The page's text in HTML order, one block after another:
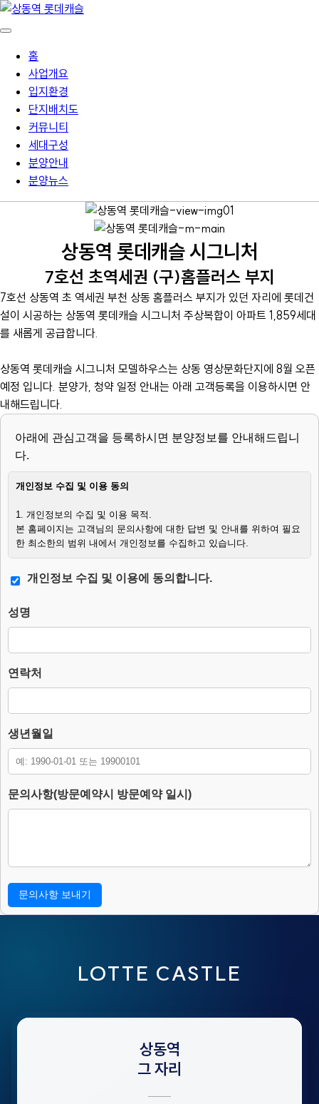
홈
사업개요
입지환경
단지배치도
커뮤니티
세대구성
분양안내
분양뉴스
상동역 롯데캐슬 시그니처
7호선 초역세권 (구)홈플러스 부지
7호선 상동역 초 역세권 부천 상동 홈플러스 부지가 있던 자리에 롯데건
설이 시공하는 상동역 롯데캐슬 시그니처 주상복합이 아파트 1,859세대
를 새롭게 공급합니다.
상동역 롯데캐슬 시그니처 모델하우스는 상동 영상문화단지에 8월 오픈
예정 입니다. 분양가, 청약 일정 안내는 아래 고객등록을 이용하시면 안
내해드립니다.
아래에 관심고객을 등록하시면 분양정보를 안내해드립니
다.
개인정보 수집 및 이용 동의
1. 개인정보의 수집 및 이용 목적.
본 홈페이지는 고객님의 문의사항에 대한 답변 및 안내를 위하여 필요
한 최소한의 범위 내에서 개인정보를 수집하고 있습니다.
2. 수집하는 개인정보의 항목.
– 필수항목 : 이름, 연락처, 생년월일, 문의사항.
3. 개인정보의 처리 및 보유기간.
단, 다음의 정보에 대해서는 아래의 이유로 명시한 기간 동안 보존합니
다.
– 보존 근거 : 소비자의 불만 또는 분쟁처리에 관한 기록.(전자상거래
등에서의 소비자보호에 관한 법률.)
4. 부동의에 따른 고지사항
용 입력을 할 수 없어 관심고객 등록이 불가능합니다.
개인정보 수집 및 이용에 동의합니다.
성명
연락처
생년월일
문의사항(방문예약시 방문예약 일시)
LOTTE CASTLE
상동역
그 자리